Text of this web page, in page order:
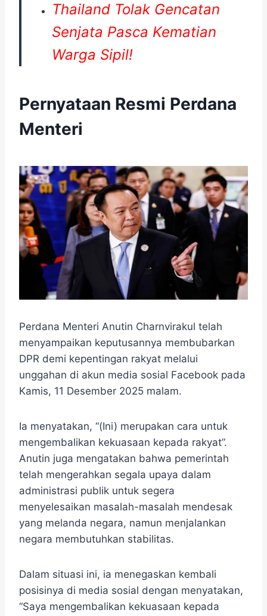
Thailand Tolak Gencatan
Senjata Pasca Kematian
Warga Sipil!
Pernyataan Resmi Perdana
Menteri
Perdana Menteri Anutin Charnvirakul telah
menyampaikan keputusannya membubarkan
DPR demi kepentingan rakyat melalui
unggahan di akun media sosial Facebook pada
Kamis, 11 Desember 2025 malam.
​Ia menyatakan, “(Ini) merupakan cara untuk
mengembalikan kekuasaan kepada rakyat”. ​
Anutin juga mengatakan bahwa pemerintah
telah mengerahkan segala upaya dalam
administrasi publik untuk segera
menyelesaikan masalah-masalah mendesak
yang melanda negara, namun menjalankan
negara membutuhkan stabilitas. ​
Dalam situasi ini, ia menegaskan kembali
posisinya di media sosial dengan menyatakan,
“Saya mengembalikan kekuasaan kepada